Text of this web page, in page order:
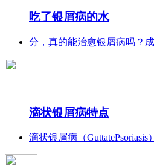
吃了银屑病的水
分，真的能治愈银屑病吗？
滴状银屑病特点
滴状银屑病（GuttatePsoriasis